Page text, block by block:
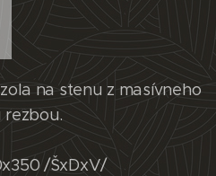
na stenu z masívneho
/ŠxDxV/